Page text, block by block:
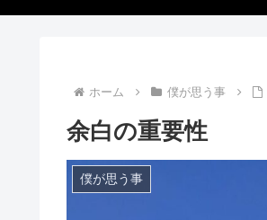
ホーム 僕が思う事
余白の重要性
僕が思う事